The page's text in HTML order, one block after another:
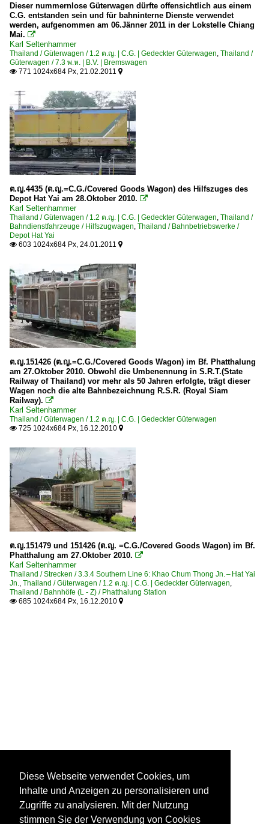
Dieser nummernlose Güterwagen dürfte offensichtlich aus einem
C.G. entstanden sein und für bahninterne Dienste verwendet
werden, aufgenommen am 06.Jänner 2011 in der Lokstelle Chiang
Mai. 
Karl Seltenhammer
Thailand / Güterwagen / 1.2 ต.ญ. | C.G. | Gedeckter Güterwagen Thailand /
Güterwagen / 7.3 พ.ห. | B.V. | Bremswagen
 771 1024x684 Px, 21.02.2011 
ต.ญ.4435 (ต.ญ.=C.G./Covered Goods Wagon) des Hilfszuges des
Depot Hat Yai am 28.Oktober 2010. 
Karl Seltenhammer
Thailand / Güterwagen / 1.2 ต.ญ. | C.G. | Gedeckter Güterwagen Thailand /
Bahndienstfahrzeuge / Hilfszugwagen Thailand / Bahnbetriebswerke /
Depot Hat Yai
 603 1024x684 Px, 24.01.2011 
ต.ญ.151426 (ต.ญ.=C.G./Covered Goods Wagon) im Bf. Phatthalung
am 27.Oktober 2010. Obwohl die Umbenennung in S.R.T.(State
Railway of Thailand) vor mehr als 50 Jahren erfolgte, trägt dieser
Wagen noch die alte Bahnbezeichnung R.S.R. (Royal Siam
Railway). 
Karl Seltenhammer
Thailand / Güterwagen / 1.2 ต.ญ. | C.G. | Gedeckter Güterwagen
 725 1024x684 Px, 16.12.2010 
ต.ญ.151479 und 151426 (ต.ญ. =C.G./Covered Goods Wagon) im Bf.
Phatthalung am 27.Oktober 2010. 
Karl Seltenhammer
Thailand / Strecken / 3.3.4 Southern Line 6: Khao Chum Thong Jn. – Hat Yai
Jn.
Thailand / Güterwagen / 1.2 ต.ญ. | C.G. | Gedeckter Güterwagen
Thailand / Bahnhöfe (L - Z) / Phatthalung Station
 685 1024x684 Px, 16.12.2010 
Diese Webseite verwendet Cookies, um
Inhalte und Anzeigen zu personalisieren und
Zugriffe zu analysieren. Mit der Nutzung
stimmen Sie der Verwendung von Cookies